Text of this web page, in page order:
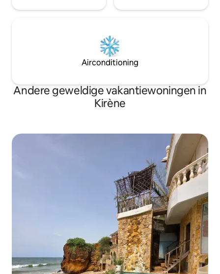
Airconditioning
Andere geweldige vakantiewoningen in
Kirène